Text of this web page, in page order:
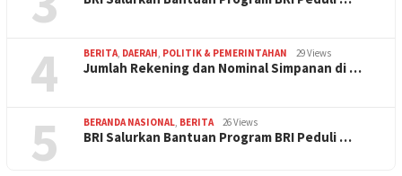
4 BERITA DAERAH POLITIK & PEMERINTAHAN 29 Views
Jumlah Rekening dan Nominal Simpanan di …
5 BERANDA NASIONAL BERITA 26 Views
BRI Salurkan Bantuan Program BRI Peduli …